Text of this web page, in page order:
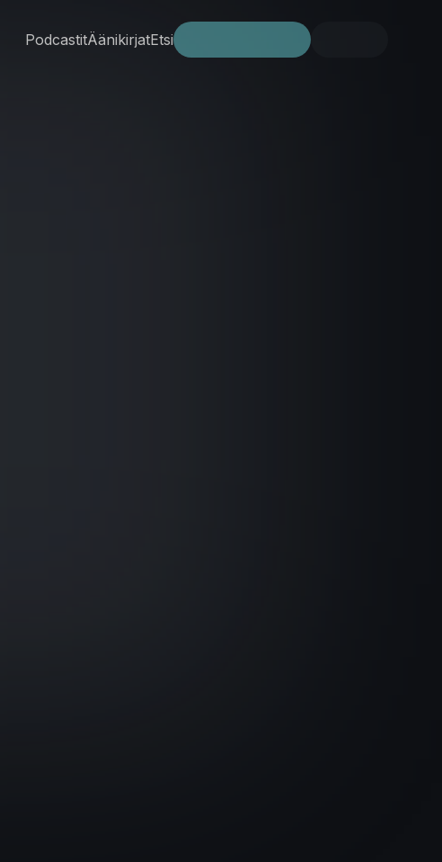
PodcastitÄänikirjatEtsi